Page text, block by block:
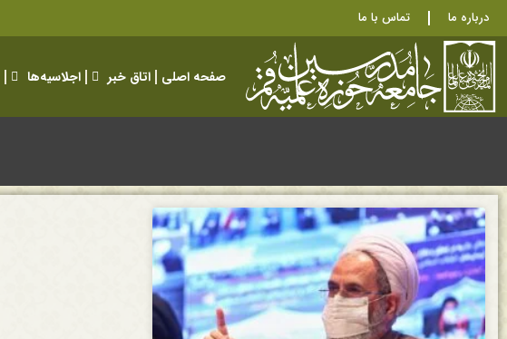
درباره ما تماس با ما
صفحه اصلی اتاق خبر اجلاسیه‌ها